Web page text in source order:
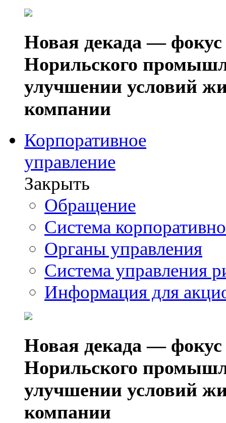
Новая декада — фокус
Норильского
улучшении условий
компании
Корпоративное
управление
Закрыть
Обращение
Система
Органы управления
Система управления
Информация для
Новая декада — фокус
Норильского
улучшении условий
компании